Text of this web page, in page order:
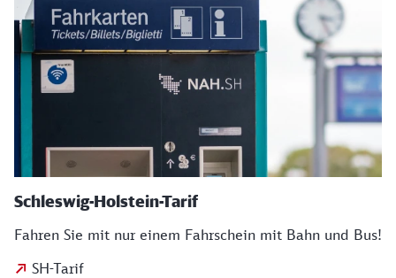
Schleswig-Holstein-Tarif
Fahren Sie mit nur einem Fahrschein mit Bahn und Bus!
SH-Tarif